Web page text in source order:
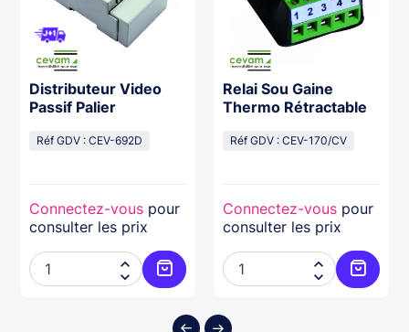
au panier
Distributeur Video
Passif Palier
Réf GDV : CEV-692D
Connectez-vous pour
consulter les prix


Ajouter au panier
Relai Sou Gaine
Thermo Rétractable
Réf GDV : CEV-170/CV
Connectez-vous pour
consulter les prix

